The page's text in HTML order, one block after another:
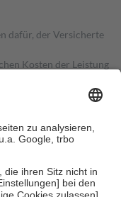
dafür, der Versicherte
Kosten der Leistung